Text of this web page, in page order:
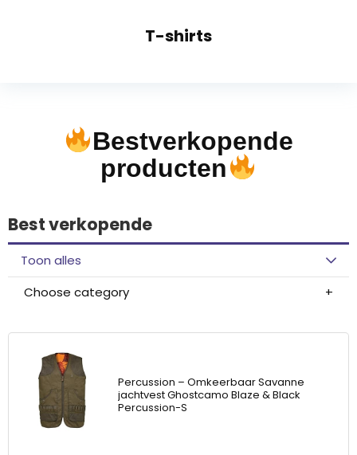
T-shirts
Bestverkopende
producten
Best verkopende
Toon alles
Choose category
Percussion – Omkeerbaar Savanne
jachtvest Ghostcamo Blaze & Black
Percussion-S